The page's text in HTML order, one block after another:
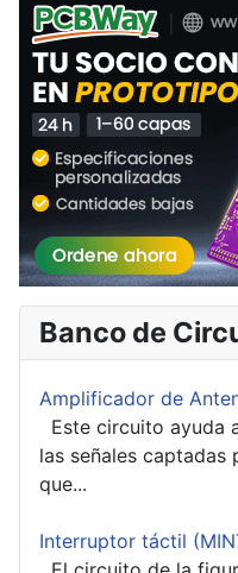
Banco de
Amplificador de
Este circuito ayuda
las señales captadas
que...
Interruptor táctil